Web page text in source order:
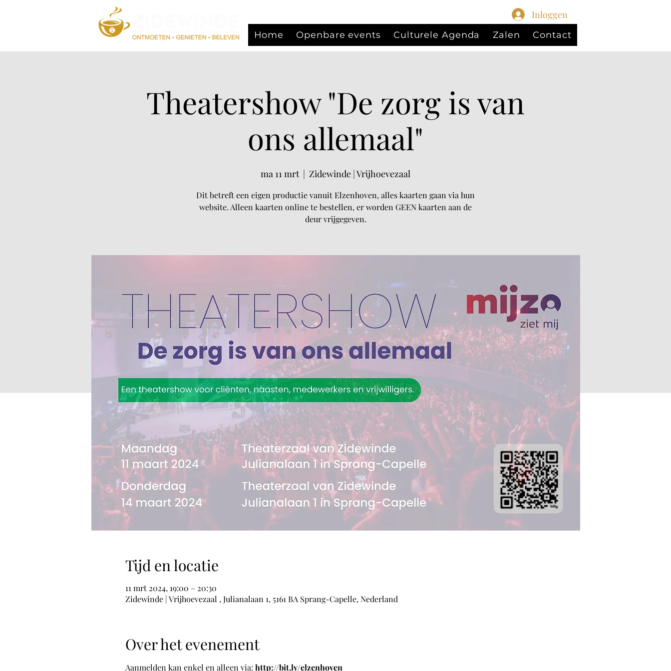
Home Openbare events Culturele Agenda Zalen Contact
Inloggen
Theatershow "De zorg is van
ons allemaal"
ma 11 mrt
  |
Zidewinde | Vrijhoevezaal
Dit betreft een eigen productie vanuit Elzenhoven, alles kaarten gaan via hun
website. Alleen kaarten online te bestellen, er worden GEEN kaarten aan de
deur vrijgegeven.
Tijd en locatie
11 mrt 2024, 19:00 – 20:30
Zidewinde | Vrijhoevezaal , Julianalaan 1, 5161 BA Sprang-Capelle, Nederland
Over het evenement
Aanmelden kan enkel en alleen via: http://bit.ly/elzenhoven